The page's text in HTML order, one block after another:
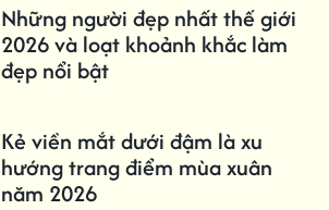
Những người đẹp nhất thế giới
2026 và loạt khoảnh khắc làm
đẹp nổi bật
Kẻ viền mắt dưới đậm là xu
hướng trang điểm mùa xuân
năm 2026